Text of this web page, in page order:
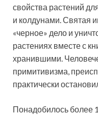
свойства растений
и колдунами. Святая
«черное» дело и
растениях вместе с
хранившими.
примитивизма,
практически
Понадобилось более